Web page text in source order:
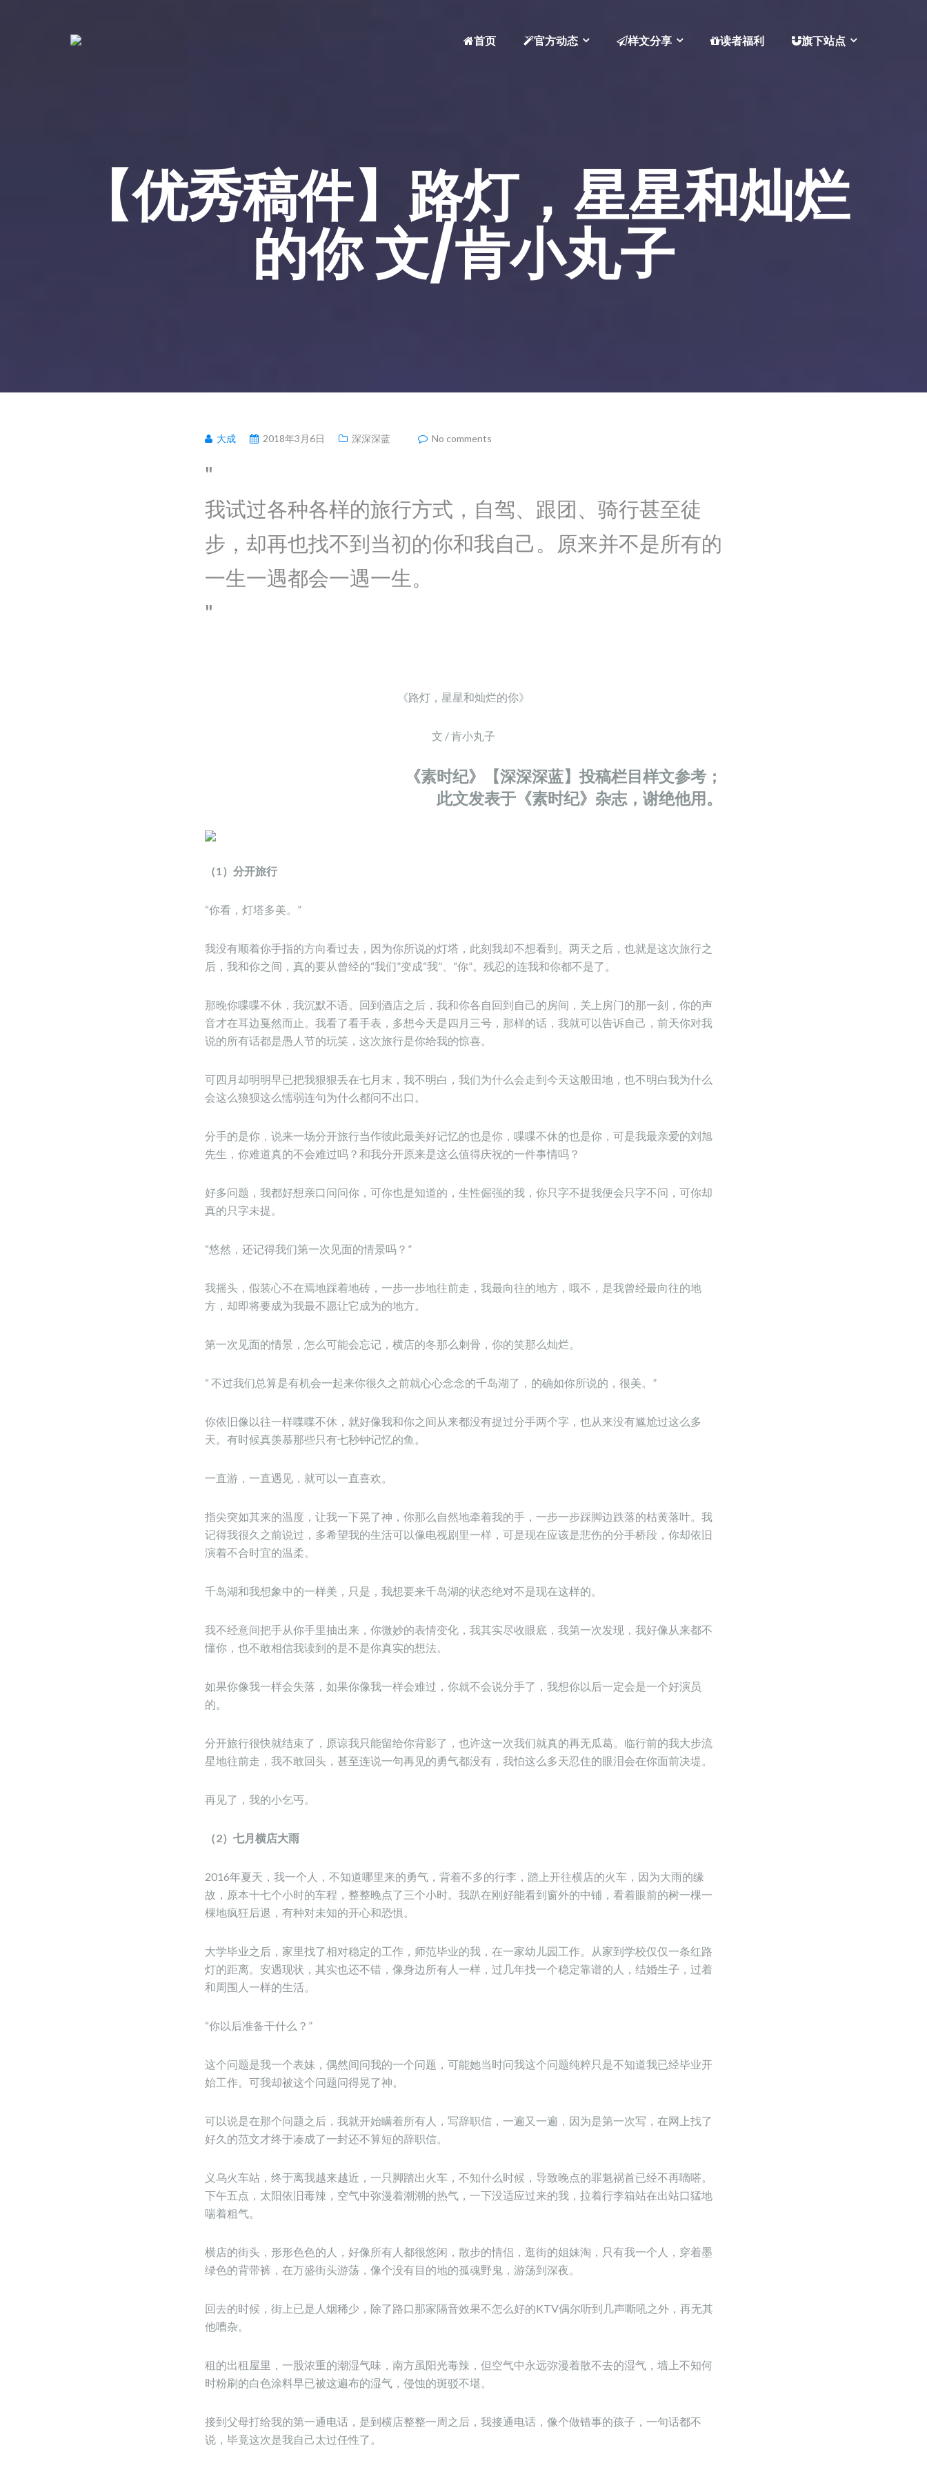
首页 官方动态 样文分享 读者福利 旗下站点
【优秀稿件】路灯，星星和灿烂
的你 文/肯小丸子
大成 2018年3月6日 深深深蓝 No comments
我试过各种各样的旅行方式，自驾、跟团、骑行甚至徒
步，却再也找不到当初的你和我自己。原来并不是所有的
一生一遇都会一遇一生。
《路灯，星星和灿烂的你》
文 / 肯小丸子
《素时纪》【深深深蓝】投稿栏目样文参考；
此文发表于《素时纪》杂志，谢绝他用。
（1）分开旅行
“你看，灯塔多美。”
我没有顺着你手指的方向看过去，因为你所说的灯塔，此刻我却不想看到。两天之后，也就是这次旅行之
后，我和你之间，真的要从曾经的“我们”变成“我”、“你”。残忍的连我和你都不是了。
那晚你喋喋不休，我沉默不语。回到酒店之后，我和你各自回到自己的房间，关上房门的那一刻，你的声
音才在耳边戛然而止。我看了看手表，多想今天是四月三号，那样的话，我就可以告诉自己，前天你对我
说的所有话都是愚人节的玩笑，这次旅行是你给我的惊喜。
可四月却明明早已把我狠狠丢在七月末，我不明白，我们为什么会走到今天这般田地，也不明白我为什么
会这么狼狈这么懦弱连句为什么都问不出口。
分手的是你，说来一场分开旅行当作彼此最美好记忆的也是你，喋喋不休的也是你，可是我最亲爱的刘旭
先生，你难道真的不会难过吗？和我分开原来是这么值得庆祝的一件事情吗？
好多问题，我都好想亲口问问你，可你也是知道的，生性倔强的我，你只字不提我便会只字不问，可你却
真的只字未提。
“悠然，还记得我们第一次见面的情景吗？”
我摇头，假装心不在焉地踩着地砖，一步一步地往前走，我最向往的地方，哦不，是我曾经最向往的地
方，却即将要成为我最不愿让它成为的地方。
第一次见面的情景，怎么可能会忘记，横店的冬那么刺骨，你的笑那么灿烂。
“ 不过我们总算是有机会一起来你很久之前就心心念念的千岛湖了，的确如你所说的，很美。”
你依旧像以往一样喋喋不休，就好像我和你之间从来都没有提过分手两个字，也从来没有尴尬过这么多
天。有时候真羡慕那些只有七秒钟记忆的鱼。
一直游，一直遇见，就可以一直喜欢。
指尖突如其来的温度，让我一下晃了神，你那么自然地牵着我的手，一步一步踩脚边跌落的枯黄落叶。我
记得我很久之前说过，多希望我的生活可以像电视剧里一样，可是现在应该是悲伤的分手桥段，你却依旧
演着不合时宜的温柔。
千岛湖和我想象中的一样美，只是，我想要来千岛湖的状态绝对不是现在这样的。
我不经意间把手从你手里抽出来，你微妙的表情变化，我其实尽收眼底，我第一次发现，我好像从来都不
懂你，也不敢相信我读到的是不是你真实的想法。
如果你像我一样会失落，如果你像我一样会难过，你就不会说分手了，我想你以后一定会是一个好演员
的。
分开旅行很快就结束了，原谅我只能留给你背影了，也许这一次我们就真的再无瓜葛。临行前的我大步流
星地往前走，我不敢回头，甚至连说一句再见的勇气都没有，我怕这么多天忍住的眼泪会在你面前决堤。
再见了，我的小乞丐。
（2）七月横店大雨
2016年夏天，我一个人，不知道哪里来的勇气，背着不多的行李，踏上开往横店的火车，因为大雨的缘
故，原本十七个小时的车程，整整晚点了三个小时。我趴在刚好能看到窗外的中铺，看着眼前的树一棵一
棵地疯狂后退，有种对未知的开心和恐惧。
大学毕业之后，家里找了相对稳定的工作，师范毕业的我，在一家幼儿园工作。从家到学校仅仅一条红路
灯的距离。安遇现状，其实也还不错，像身边所有人一样，过几年找一个稳定靠谱的人，结婚生子，过着
和周围人一样的生活。
“你以后准备干什么？”
这个问题是我一个表妹，偶然间问我的一个问题，可能她当时问我这个问题纯粹只是不知道我已经毕业开
始工作。可我却被这个问题问得晃了神。
可以说是在那个问题之后，我就开始瞒着所有人，写辞职信，一遍又一遍，因为是第一次写，在网上找了
好久的范文才终于凑成了一封还不算短的辞职信。
义乌火车站，终于离我越来越近，一只脚踏出火车，不知什么时候，导致晚点的罪魁祸首已经不再嘀嗒。
下午五点，太阳依旧毒辣，空气中弥漫着潮潮的热气，一下没适应过来的我，拉着行李箱站在出站口猛地
喘着粗气。
横店的街头，形形色色的人，好像所有人都很悠闲，散步的情侣，逛街的姐妹淘，只有我一个人，穿着墨
绿色的背带裤，在万盛街头游荡，像个没有目的地的孤魂野鬼，游荡到深夜。
回去的时候，街上已是人烟稀少，除了路口那家隔音效果不怎么好的KTV偶尔听到几声嘶吼之外，再无其
他嘈杂。
租的出租屋里，一股浓重的潮湿气味，南方虽阳光毒辣，但空气中永远弥漫着散不去的湿气，墙上不知何
时粉刷的白色涂料早已被这遍布的湿气，侵蚀的斑驳不堪。
接到父母打给我的第一通电话，是到横店整整一周之后，我接通电话，像个做错事的孩子，一句话都不
说，毕竟这次是我自己太过任性了。